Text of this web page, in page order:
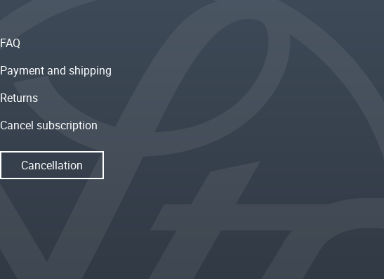
FAQ
Payment and shipping
Returns
Cancel subscription
Cancellation